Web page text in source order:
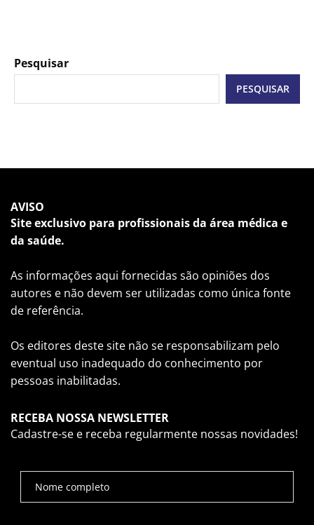
Pesquisar
PESQUISAR
AVISO
Site exclusivo para profissionais da área médica e
da saúde.
As informações aqui fornecidas são opiniões dos
autores e não devem ser utilizadas como única fonte
de referência.
Os editores deste site não se responsabilizam pelo
eventual uso inadequado do conhecimento por
pessoas inabilitadas.
RECEBA NOSSA NEWSLETTER
Cadastre-se e receba regularmente nossas novidades!